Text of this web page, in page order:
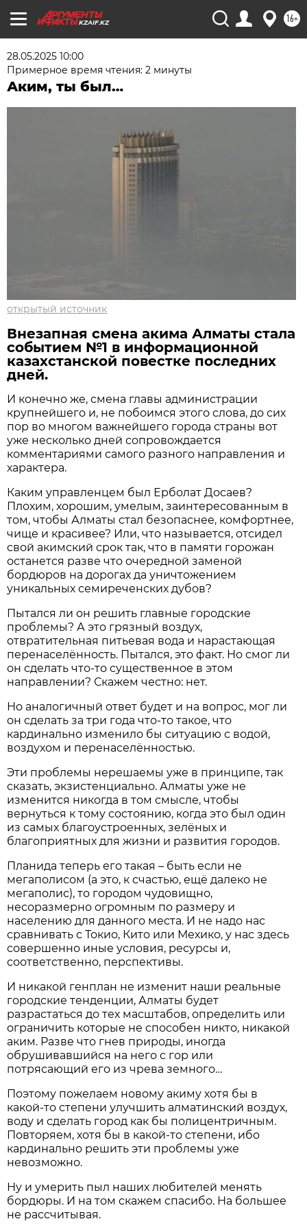
KZAIF.KZ 16+
28.05.2025 10:00
Примерное время чтения: 2 минуты
Аким, ты был…
открытый источник
Внезапная смена акима Алматы стала
событием №1 в информационной
казахстанской повестке последних
дней.
И конечно же, смена главы администрации
крупнейшего и, не побоимся этого слова, до сих
пор во многом важнейшего города страны вот
уже несколько дней сопровождается
комментариями самого разного направления и
характера.
Каким управленцем был Ерболат Досаев?
Плохим, хорошим, умелым, заинтересованным в
том, чтобы Алматы стал безопаснее, комфортнее,
чище и красивее? Или, что называется, отсидел
свой акимский срок так, что в памяти горожан
останется разве что очередной заменой
бордюров на дорогах да уничтожением
уникальных семиреченских дубов?
Пытался ли он решить главные городские
проблемы? А это грязный воздух,
отвратительная питьевая вода и нарастающая
перенаселённость. Пытался, это факт. Но смог ли
он сделать что-то существенное в этом
направлении? Скажем честно: нет.
Но аналогичный ответ будет и на вопрос, мог ли
он сделать за три года что-то такое, что
кардинально изменило бы ситуацию с водой,
воздухом и перенаселённостью.
Эти проблемы нерешаемы уже в принципе, так
сказать, экзистенциально. Алматы уже не
изменится никогда в том смысле, чтобы
вернуться к тому состоянию, когда это был один
из самых благоустроенных, зелёных и
благоприятных для жизни и развития городов.
Планида теперь его такая – быть если не
мегаполисом (а это, к счастью, ещё далеко не
мегаполис), то городом чудовищно,
несоразмерно огромным по размеру и
населению для данного места. И не надо нас
сравнивать с Токио, Кито или Мехико, у нас здесь
совершенно иные условия, ресурсы и,
соответственно, перспективы.
И никакой генплан не изменит наши реальные
городские тенденции, Алматы будет
разрастаться до тех масштабов, определить или
ограничить которые не способен никто, никакой
аким. Разве что гнев природы, иногда
обрушивавшийся на него с гор или
потрясающий его из чрева земного…
Поэтому пожелаем новому акиму хотя бы в
какой-то степени улучшить алматинский воздух,
воду и сделать город как бы полицентричным.
Повторяем, хотя бы в какой-то степени, ибо
кардинально решить эти проблемы уже
невозможно.
Ну и умерить пыл наших любителей менять
бордюры. И на том скажем спасибо. На большее
не рассчитывая.